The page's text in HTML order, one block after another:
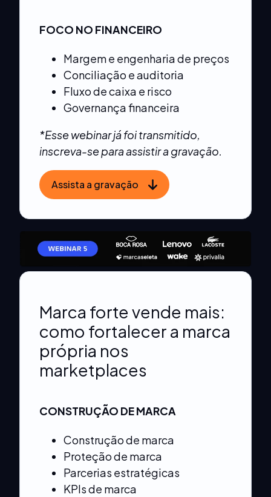
FOCO NO FINANCEIRO
Margem e engenharia de preços
Conciliação e auditoria
Fluxo de caixa e risco
Governança financeira
*Esse webinar já foi transmitido,
inscreva-se para assistir a gravação.
Assista a gravação
Marca forte vende mais:
como fortalecer a marca
própria nos
marketplaces
CONSTRUÇÃO DE MARCA
Construção de marca
Proteção de marca
Parcerias estratégicas
KPIs de marca